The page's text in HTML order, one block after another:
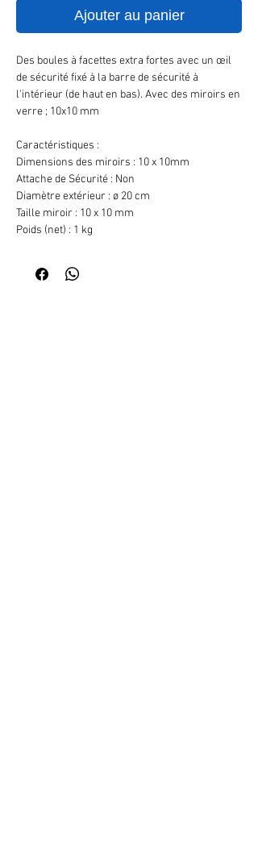
Ajouter au panier
Des boules à facettes extra fortes avec un œil
de sécurité fixé à la barre de sécurité à
l'intérieur (de haut en bas). Avec des miroirs en
verre ; 10x10 mm
Caractéristiques :
Dimensions des miroirs : 10 x 10mm
Attache de Sécurité : Non
Diamètre extérieur : ø 20 cm
Taille miroir : 10 x 10 mm
Poids (net) : 1 kg